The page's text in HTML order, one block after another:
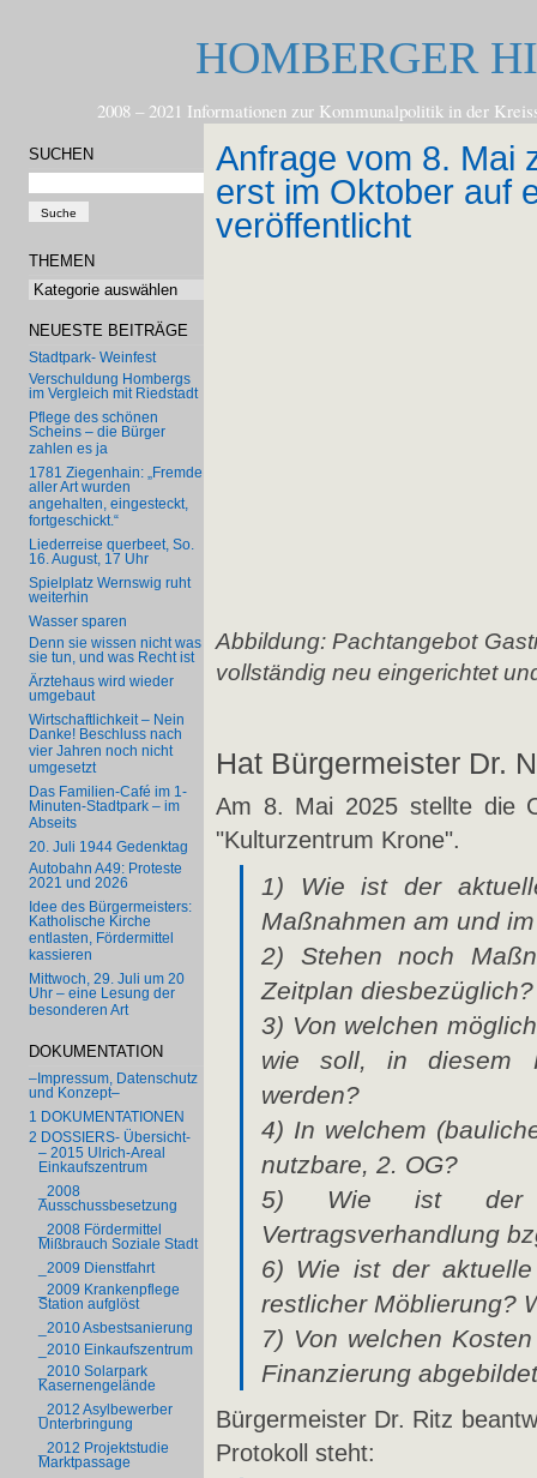
HOMBERGER
2008 – 2021 Informationen zur Kommunalpolitik in der
SUCHEN
THEMEN
Themen
NEUESTE BEITRÄGE
Stadtpark- Weinfest
Verschuldung Hombergs
im Vergleich mit Riedstadt
Pflege des schönen
Scheins – die Bürger
zahlen es ja
1781 Ziegenhain: „Fremde
aller Art wurden
angehalten, eingesteckt,
fortgeschickt.“
Liederreise querbeet, So.
16. August, 17 Uhr
Spielplatz Wernswig ruht
weiterhin
Wasser sparen
Denn sie wissen nicht was
sie tun, und was Recht ist
Ärztehaus wird wieder
umgebaut
Wirtschaftlichkeit – Nein
Danke! Beschluss nach
vier Jahren noch nicht
umgesetzt
Das Familien-Café im 1-
Minuten-Stadtpark – im
Abseits
20. Juli 1944 Gedenktag
Autobahn A49: Proteste
2021 und 2026
Idee des Bürgermeisters:
Katholische Kirche
entlasten, Fördermittel
kassieren
Mittwoch, 29. Juli um 20
Uhr – eine Lesung der
besonderen Art
DOKUMENTATION
–Impressum, Datenschutz
und Konzept–
1 DOKUMENTATIONEN
2 DOSSIERS- Übersicht-
– 2015 Ulrich-Areal
Einkaufszentrum
_2008
Ausschussbesetzung
_2008 Fördermittel
Mißbrauch Soziale Stadt
_2009 Dienstfahrt
_2009 Krankenpflege
Station aufglöst
_2010 Asbestsanierung
_2010 Einkaufszentrum
_2010 Solarpark
Kasernengelände
_2012 Asylbewerber
Unterbringung
_2012 Projektstudie
Marktpassage
Anfrage vom 8. Mai
erst im Oktober auf
veröffentlicht
Abbildung: Pachtangebot
vollständig neu eingerichtet
Hat Bürgermeister Dr.
Am 8. Mai 2025 stellte die
"Kulturzentrum Krone".
1) Wie ist der
Maßnahmen am und
2) Stehen noch
Zeitplan diesbezüglich?
3) Von welchen
wie soll, in diesem
werden?
4) In welchem
nutzbare, 2. OG?
5) Wie ist der
Vertragsverhandlung
6) Wie ist der
restlicher Möblierung?
7) Von welchen
Finanzierung
Bürgermeister Dr. Ritz
Protokoll steht: